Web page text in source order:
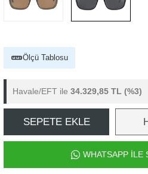
Ölçü Tablosu
Havale/EFT ile 34.329,85 TL (%3)
SEPETE EKLE
WHATSAPP İLE